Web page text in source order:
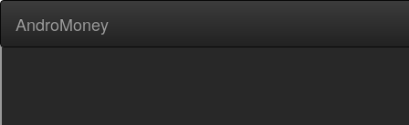
AndroMoney